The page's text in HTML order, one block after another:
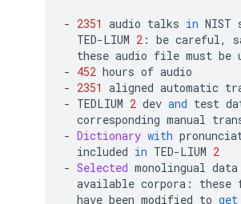
- 2351 audio talks in NIST
TED-LIUM 2 : be careful,
these audio file must be
- 452 hours of audio
- 2351 aligned automatic
- TEDLIUM 2 dev and test
corresponding manual
- Dictionary with
included in TED-LIUM 2
- Selected monolingual data
available corpora : these
have been modified to get